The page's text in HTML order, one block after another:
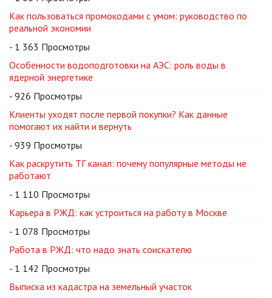
Как пользоваться промокодами с умом: руководство по
реальной экономии
- 1 363 Просмотры
Особенности водоподготовки на АЭС: роль воды в
ядерной энергетике
- 926 Просмотры
Клиенты уходят после первой покупки? Как данные
помогают их найти и вернуть
- 939 Просмотры
Как раскрутить ТГ канал: почему популярные методы не
работают
- 1 110 Просмотры
Карьера в РЖД: как устроиться на работу в Москве
- 1 078 Просмотры
Работа в РЖД: что надо знать соискателю
- 1 142 Просмотры
Выписка из кадастра на земельный участок